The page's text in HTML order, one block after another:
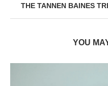
THE TANNEN BAINES
YOU